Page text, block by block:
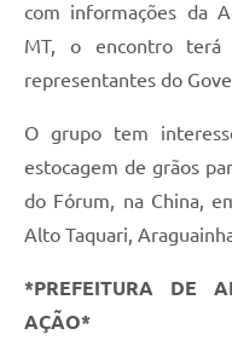
com informações da
MT, o encontro terá
representantes do
O grupo tem
estocagem de grãos
do Fórum, na China,
Alto Taquari,
*PREFEITURA DE
AÇÃO*